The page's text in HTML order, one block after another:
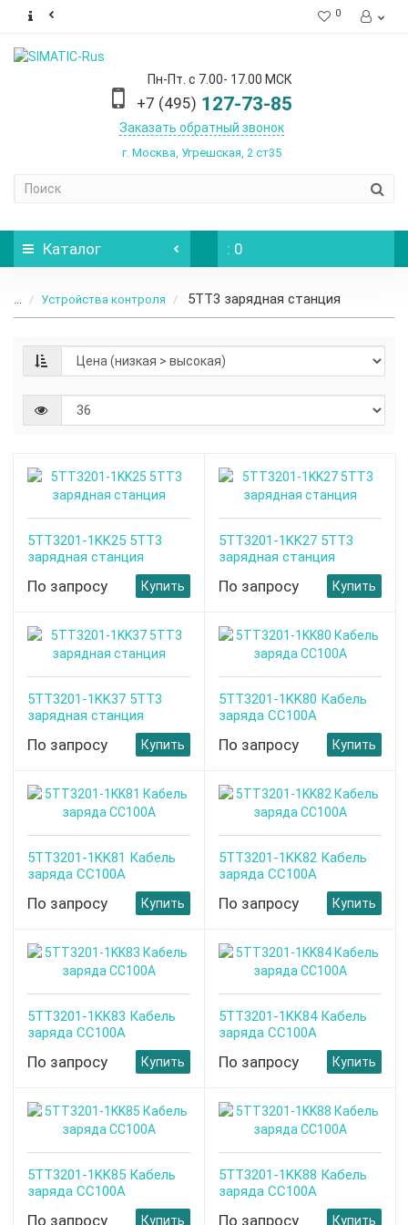
0
Пн-Пт. с 7.00- 17.00 МСК
+7 (495) 127-73-85
Заказать обратный звонок
г. Москва, Угрешская, 2 ст35
Каталог : 0
... Устройства контроля 5TT3 зарядная станция
5TT3201-1KK25 5TT3
зарядная станция
По запросу Купить
5TT3201-1KK27 5TT3
зарядная станция
По запросу Купить
5TT3201-1KK37 5TT3
зарядная станция
По запросу Купить
5TT3201-1KK80 Кабель
заряда CC100A
По запросу Купить
5TT3201-1KK81 Кабель
заряда CC100A
По запросу Купить
5TT3201-1KK82 Кабель
заряда CC100A
По запросу Купить
5TT3201-1KK83 Кабель
заряда CC100A
По запросу Купить
5TT3201-1KK84 Кабель
заряда CC100A
По запросу Купить
5TT3201-1KK85 Кабель
заряда CC100A
По запросу Купить
5TT3201-1KK88 Кабель
заряда CC100A
По запросу Купить